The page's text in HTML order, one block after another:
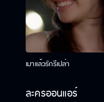
เมาแล้วรักรึเปล่า
ละครออนแอร์